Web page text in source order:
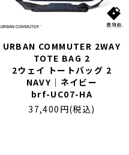
URBAN COMMUTER 2WAY
TOTE BAG 2
2ウェイ トートバッグ 2
NAVY｜ネイビー
brf-UC07-HA
37,400円(税込)